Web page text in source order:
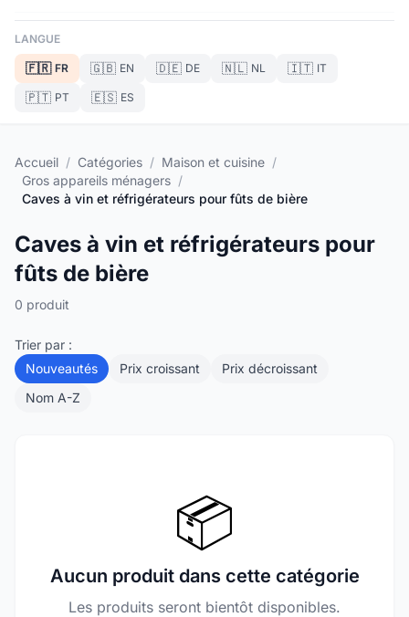
LANGUE
🇫🇷 FR 🇬🇧 EN 🇩🇪 DE 🇳🇱 NL 🇮🇹 IT
🇵🇹 PT 🇪🇸 ES
Accueil / Catégories / Maison et cuisine /
Gros appareils ménagers /
Caves à vin et réfrigérateurs pour fûts de bière
Caves à vin et réfrigérateurs pour
fûts de bière
0 produit
Trier par :
Nouveautés
Prix croissant
Prix décroissant
Nom A-Z
📦
Aucun produit dans cette catégorie
Les produits seront bientôt disponibles.